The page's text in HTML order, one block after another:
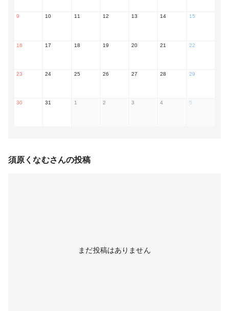
9 10 11 12 13 14 15
16 17 18 19 20 21 22
23 24 25 26 27 28 29
30 31 1 2 3 4 5
須原くなむさんの投稿
まだ投稿はありません